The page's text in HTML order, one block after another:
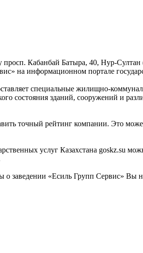
Кабанбай Батыра, 40, Нур-
на информационном портале
специальные жилищно-
состояния зданий, сооружений и
точный рейтинг компании. Это
услуг Казахстана goskz.su
«Есиль Групп Сервис» Вы